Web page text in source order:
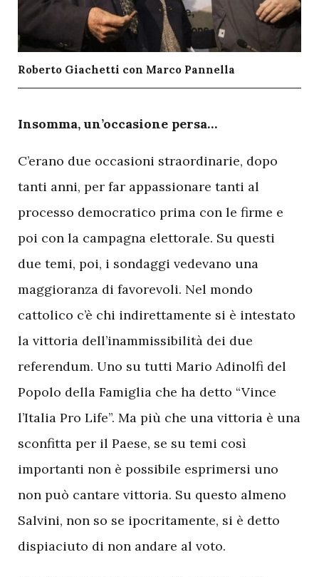
Roberto Giachetti con Marco Pannella
Insomma, un’occasione persa…
C’erano due occasioni straordinarie, dopo
tanti anni, per far appassionare tanti al
processo democratico prima con le firme e
poi con la campagna elettorale. Su questi
due temi, poi, i sondaggi vedevano una
maggioranza di favorevoli. Nel mondo
cattolico c’è chi indirettamente si è intestato
la vittoria dell’inammissibilità dei due
referendum. Uno su tutti Mario Adinolfi del
Popolo della Famiglia che ha detto “Vince
l’Italia Pro Life”. Ma più che una vittoria è una
sconfitta per il Paese, se su temi così
importanti non è possibile esprimersi uno
non può cantare vittoria. Su questo almeno
Salvini, non so se ipocritamente, si è detto
dispiaciuto di non andare al voto.